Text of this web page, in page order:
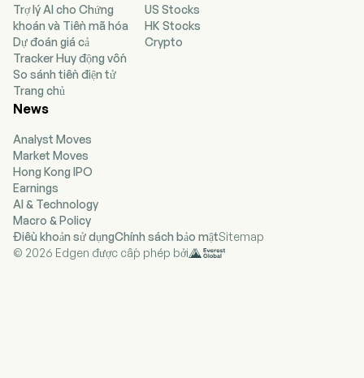
16,600 full-time employees. The company went
IPO on 2014-10-20. Its portfolio of hardware,
software, and services enables its customers’
engineering workflows as they design,
manufacture, deploy, and optimize their
products and solutions. Its segments include
Communications Solutions Group (CSG) and
CSG solutions consist of electronic design and
test software, instrumentation, systems, and
related services, serving customers across the
global commercial communications and
aerospace, defense, and government end
markets. EISG solutions consist of electronic
design, test and simulation software, optical
design and photonics simulation tools,
Trợ lý AI cho Chứng
khoán và Tiền mã hóa
Dự đoán giá cả
Tracker Huy động vốn
So sánh tiền điện tử
Trang chủ
US Stocks
HK Stocks
Crypto
News
Analyst Moves
Market Moves
Hong Kong IPO
Earnings
AI & Technology
Macro & Policy
Điều khoản sử dụngChính sách bảo mậtSitemap
© 2026 Edgen được cấp phép bởi